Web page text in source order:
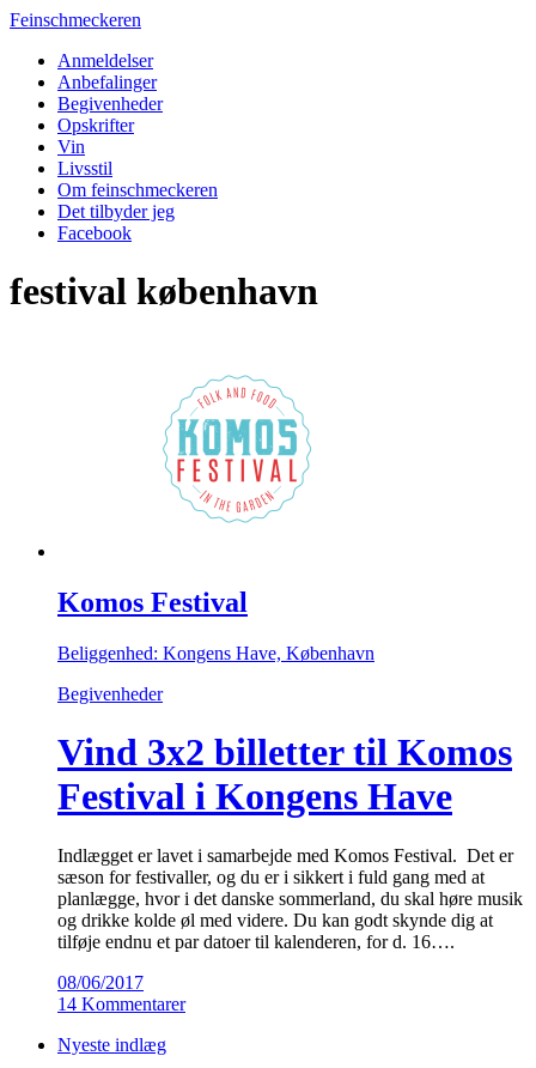
Feinschmeckeren
Anmeldelser
Anbefalinger
Begivenheder
Opskrifter
Vin
Livsstil
Om feinschmeckeren
Det tilbyder jeg
Facebook
festival københavn
Komos Festival
Beliggenhed: Kongens Have, København
Begivenheder
Vind 3x2 billetter til Komos
Festival i Kongens Have
Indlægget er lavet i samarbejde med Komos Festival. Det er
sæson for festivaller, og du er i sikkert i fuld gang med at
planlægge, hvor i det danske sommerland, du skal høre musik
og drikke kolde øl med videre. Du kan godt skynde dig at
tilføje endnu et par datoer til kalenderen, for d. 16….
08/06/2017
14 Kommentarer
Nyeste indlæg